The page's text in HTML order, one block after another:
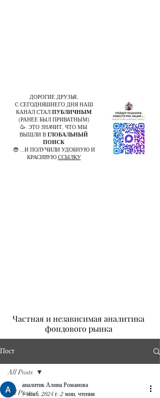
ДОРОГИЕ ДРУЗЬЯ,
С СЕГОДНЯШНЕГО ДНЯ НАШ
КАНАЛ СТАЛ ПУБЛИЧНЫМ
(РАНЕЕ БЫЛ ПРИВАТНЫМ)
🥳 ЭТО ЗНАЧИТ, ЧТО МЫ
ВЫШЛИ В ГЛОБАЛЬНЫЙ
ПОИСК
😎 ...И ПОЛУЧИЛИ УДОБНУЮ И
КРАСИВУЮ ССЫЛКУ
Частная и независимая аналитика
фондового рынка
Пост
All Posts
All Posts
аналитик Алина Романова
5 нояб. 2024 г. 2 мин. чтения